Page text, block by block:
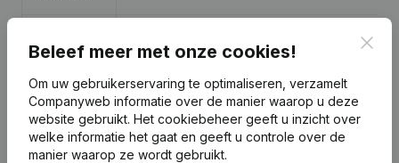
43.825
Personeel 1 1 1
Beleef meer met onze cookies!
Om uw gebruikerservaring te optimaliseren, verzamelt
Companyweb informatie over de manier waarop u deze
website gebruikt. Het cookiebeheer geeft u inzicht over
welke informatie het gaat en geeft u controle over de
manier waarop ze wordt gebruikt.